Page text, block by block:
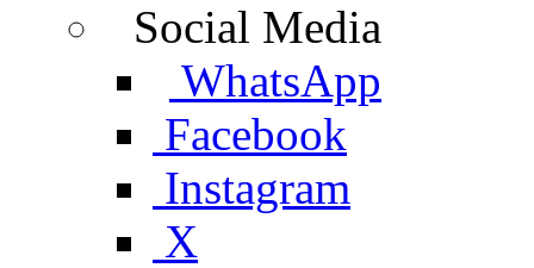
Social Media
WhatsApp
Facebook
Instagram
X